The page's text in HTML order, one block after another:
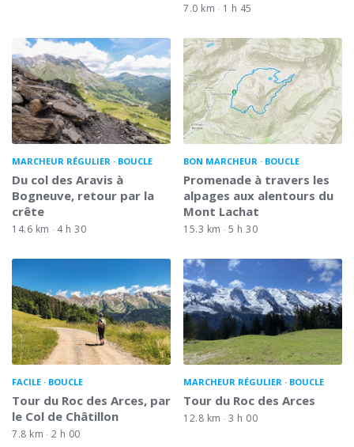
7.0 km 1 h 45
MARCHEUR RÉGULIER BOUCLE
Du col des Aravis à
Bogneuve, retour par la
crête
14.6 km 4 h 30
BON MARCHEUR BOUCLE
Promenade à travers les
alpages aux alentours du
Mont Lachat
15.3 km 5 h 30
FACILE BOUCLE
Tour du Roc des Arces, par
le Col de Châtillon
7.8 km 2 h 00
MARCHEUR RÉGULIER BOUCLE
Tour du Roc des Arces
12.8 km 3 h 00